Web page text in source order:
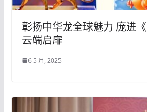
彰扬中华龙全球魅力 庞进《
云端启扉
6 5 月, 2025